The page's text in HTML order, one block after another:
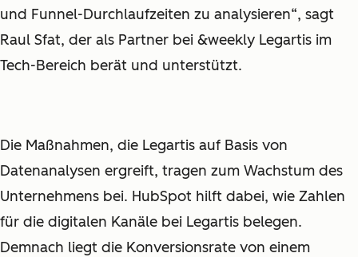
und Funnel-Durchlaufzeiten zu analysieren“, sagt
Raul Sfat, der als Partner bei &weekly Legartis im
Tech-Bereich berät und unterstützt.
Die Maßnahmen, die Legartis auf Basis von
Datenanalysen ergreift, tragen zum Wachstum des
Unternehmens bei. HubSpot hilft dabei, wie Zahlen
für die digitalen Kanäle bei Legartis belegen.
Demnach liegt die Konversionsrate von einem